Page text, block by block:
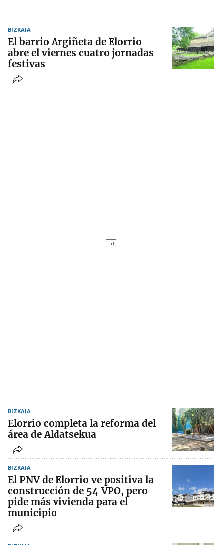
BIZKAIA
El barrio Argiñeta de Elorrio
abre el viernes cuatro jornadas
festivas
BIZKAIA
Elorrio completa la reforma del
área de Aldatsekua
BIZKAIA
El PNV de Elorrio ve positiva la
construcción de 54 VPO, pero
pide más vivienda para el
municipio